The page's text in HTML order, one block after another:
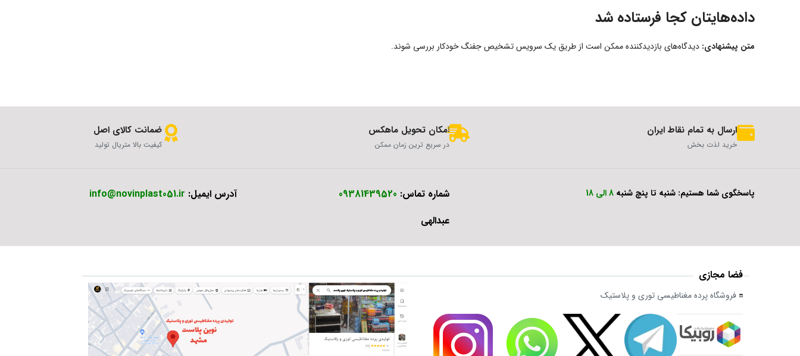
داده‌هایتان کجا فرستاده شد
متن پیشنهادی: دیدگاه‌های بازدیدکننده ممکن است از طریق یک سرویس تشخیص جفنگ خودکار بررسی شوند.
ارسال به تمام نقاط ایران
خرید لذت بخش
امکان تحویل ماهکس
در سریع ترین زمان ممکن
ضمانت کالای اصل
کیفیت بالا متریال تولید
پاسخگوی شما هستیم: شنبه تا پنچ شنبه 8 الی 18 شماره تماس: 09381439520
عبدالهی
آدرس ایمیل: info@novinplast051.ir
فضا مجازی
فروشگاه پرده مغناطیسی توری و پلاستیک